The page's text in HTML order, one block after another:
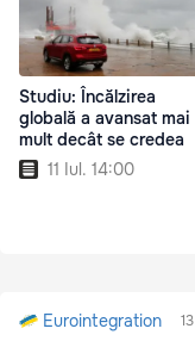
Studiu: Încălzirea
globală a avansat mai
mult decât se credea
11 Iul. 14:00
Eurointegration